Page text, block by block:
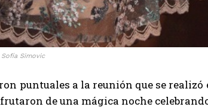
Simovic
puntuales a la reunión que se
de una mágica noche